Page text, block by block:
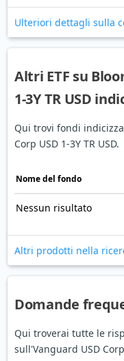
Ulteriori dettagli sulla
Altri ETF su
1-3Y TR USD
Qui trovi fondi
Corp USD 1-3Y TR USD.
Nome del fondo
Nessun risultato
Altri prodotti nella
Domande
Qui troverai tutte le
sull'Vanguard USD